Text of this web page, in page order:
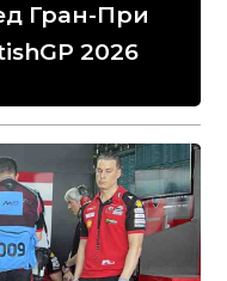
Гран-При
2026